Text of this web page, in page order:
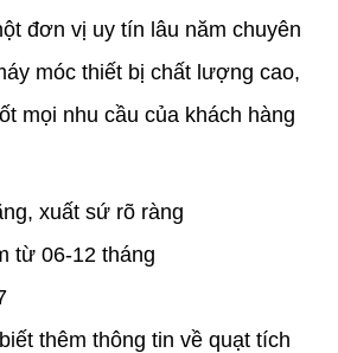
đơn vị uy tín lâu năm chuyên
móc thiết bị chất lượng cao,
mọi nhu cầu của khách hàng
ng, xuất sứ rõ ràng
từ 06-12 tháng
thêm thông tin về quạt tích